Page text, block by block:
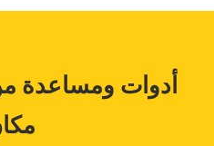
أدوات ومساعدة